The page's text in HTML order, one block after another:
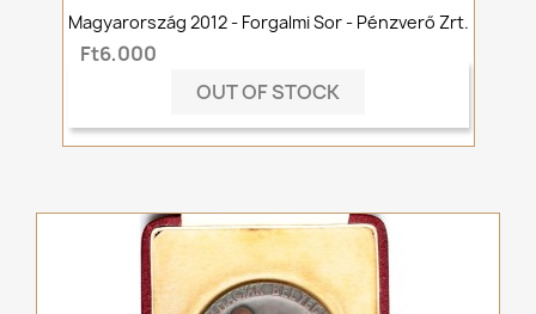
Magyarország 2012 - Forgalmi Sor - Pénzverő Zrt.
Ft6,000
OUT OF STOCK